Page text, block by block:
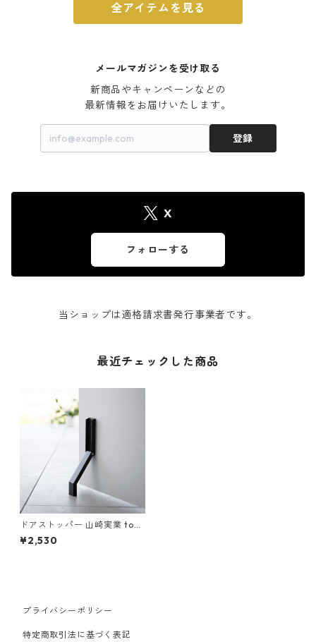
全アイテムを見る
メールマガジンを受け取る
新商品やキャンペーンなどの
最新情報をお届けいたします。
登録
X
フォローする
当ショップは適格請求書発行事業者です。
最近チェックした商品
ドアストッパー 山崎実業 tow
er タワー マグネット折り畳み
ドアストッパー ブラック
¥2,530
プライバシーポリシー
特定商取引法に基づく表記